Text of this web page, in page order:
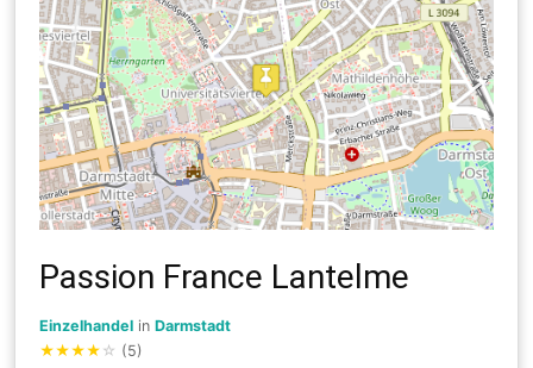
Passion France Lantelme
Einzelhandel inDarmstadt
★★★★ ☆ (5)